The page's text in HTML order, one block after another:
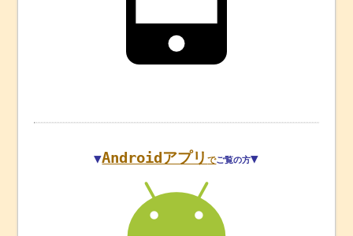
▼Androidアプリでご覧の方▼